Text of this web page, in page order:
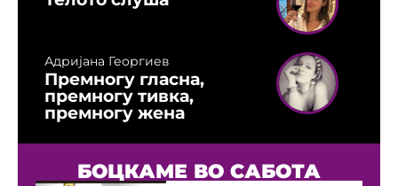
Адријана Георгиев
Премногу гласна,
премногу тивка,
премногу жена
БОЦКАМЕ ВО САБОТА